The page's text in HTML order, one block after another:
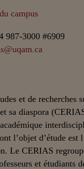
campus
987-3000 #6909
et de recherches
sa diaspora
l’objet d’étude est
Le CERIAS
et étudiants